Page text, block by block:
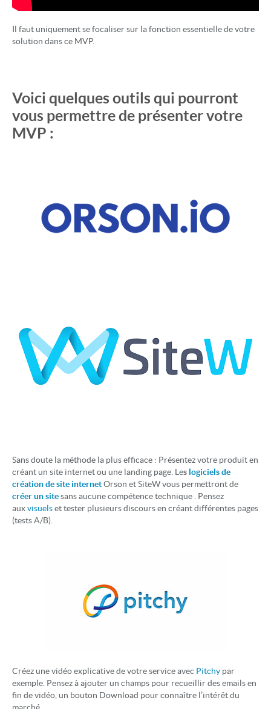
Il faut uniquement se focaliser sur la fonction essentielle de votre
solution dans ce MVP.
Voici quelques outils qui pourront
vous permettre de présenter votre
MVP :
Sans doute la méthode la plus efficace : Présentez votre produit en
créant un site internet ou une landing page. Les logiciels de
création de site internetOrson et SiteW vous permettront de
créer un sitesans aucune compétence technique . Pensez
auxvisuelset tester plusieurs discours en créant différentes pages
(tests A/B).
Créez une vidéo explicative de votre service avec Pitchy par
exemple. Pensez à ajouter un champs pour recueillir des emails en
fin de vidéo, un bouton Download pour connaître l’intérêt du